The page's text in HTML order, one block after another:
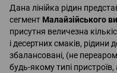
Дана лінійка рідин
сегмент Малайзійського
присутня величезна
і десертних смаків, рідини
збалансовані, (не
будь-якому типі